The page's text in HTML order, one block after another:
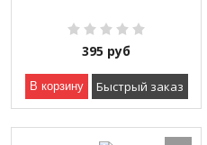
395 руб
В корзину Быстрый заказ